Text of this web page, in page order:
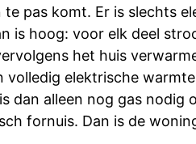
pas komt. Er is slechts
is hoog: voor elk deel
het huis
elektrische
dan alleen nog gas nodig
fornuis. Dan is de